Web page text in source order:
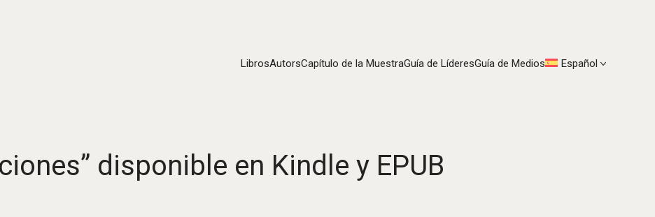
LibrosAutorsCapítulo de la MuestraGuía de LíderesGuía de Medios Español
disponible en Kindle y EPUB